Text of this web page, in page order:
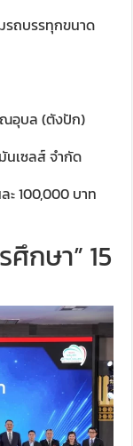
รถบรรทุกขนาด
อุบล (ตังปัก)
เซลส์ จำกัด
ะ 100,000 บาท
กษา” 15